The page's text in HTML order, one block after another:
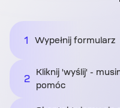
1 Wypełnij formularz
2
Kliknij 'wyślij' -
pomóc